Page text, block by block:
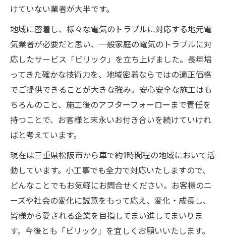
けていない業者が大半です。
地域に密着し、様々な電気のトラブルに対応する地元電
気業者が必要だと思い、一般家庭の電気のトラブルに対
応したサービス「ビリック」を立ち上げました。長年培
ってきた確かな技術力を、地域密着ならではの適正価格
でご提供できることが大きな強み。安心安全な施工はも
ちろんのこと、施工後のアフターフォーローまで責任を
持つことで、お客様と末永いお付き合いを続けていけれ
ばと考えています。
現在は三重県松阪市から車で約1時間程の地域において活
動しています。小工事でも全力で対応いたしますので、
どんなことでもお気軽にお問合せください。お客様のニ
ーズや社会の変化に誠意をもって応え、変化・成長し、
皆様から愛される企業を目指してまい進してまいりま
す。今後とも「ビリック」を宜しくお願いいたします。